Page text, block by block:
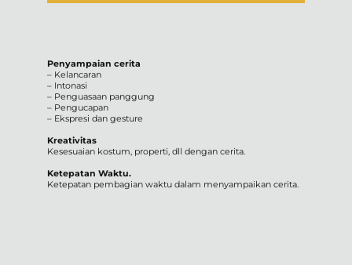
Penyampaian cerita
– Kelancaran
– Intonasi
– Penguasaan panggung
– Pengucapan
– Ekspresi dan gesture
Kreativitas
Kesesuaian kostum, properti, dll dengan cerita.
Ketepatan Waktu.
Ketepatan pembagian waktu dalam menyampaikan cerita.